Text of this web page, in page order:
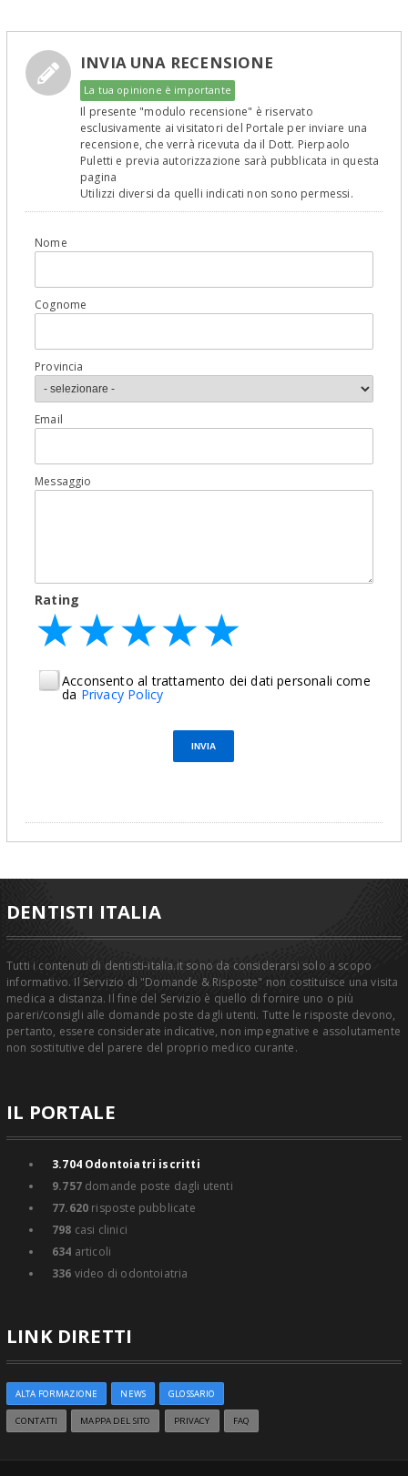
INVIA UNA RECENSIONE
La tua opinione è importante
Il presente "modulo recensione" è riservato
esclusivamente ai visitatori del Portale per inviare una
recensione, che verrà ricevuta da il Dott. Pierpaolo
Puletti e previa autorizzazione sarà pubblicata in questa
pagina
Utilizzi diversi da quelli indicati non sono permessi.
Nome
Cognome
Provincia
Email
Messaggio
Rating
★
★★
★★★
★★★★
★★★★★
Acconsento al trattamento dei dati personali come
da Privacy Policy
DENTISTI ITALIA
Tutti i contenuti di dentisti-italia.it sono da considerarsi solo a scopo
informativo. Il Servizio di "Domande & Risposte" non costituisce una visita
medica a distanza. Il fine del Servizio è quello di fornire uno o più
pareri/consigli alle domande poste dagli utenti. Tutte le risposte devono,
pertanto, essere considerate indicative, non impegnative e assolutamente
non sostitutive del parere del proprio medico curante.
IL PORTALE
3.704Odontoiatri iscritti
9.757domande poste dagli utenti
77.620 risposte pubblicate
798 casi clinici
634 articoli
336 video di odontoiatria
LINK DIRETTI
ALTA FORMAZIONE NEWS GLOSSARIO
CONTATTI MAPPA DEL SITO PRIVACY FAQ